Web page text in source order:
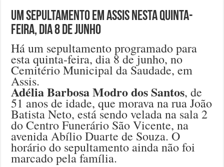
Um sepultamento em Assis nesta quinta-
feira, dia 8 de junho
Há um sepultamento programado para
esta quinta-feira, dia 8 de junho, no
Cemitério Municipal da Saudade, em
Assis.
Adélia Barbosa Modro dos Santos, de
51 anos de idade, que morava na rua João
Batista Neto, está sendo velada na sala 2
do Centro Funerário São Vicente, na
avenida Abílio Duarte de Souza. O
horário do sepultamento ainda não foi
marcado pela família.